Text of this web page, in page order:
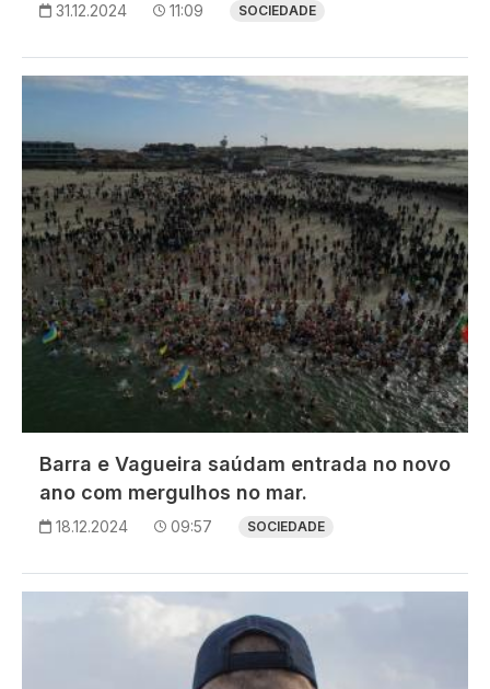
31.12.2024 11:09 SOCIEDADE
Imagem
Barra e Vagueira saúdam entrada no novo
ano com mergulhos no mar.
18.12.2024 09:57 SOCIEDADE